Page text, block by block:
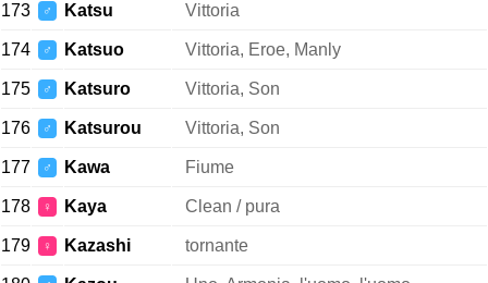
173 ♂ Katsu Vittoria
174 ♂ Katsuo Vittoria, Eroe, Manly
175 ♂ Katsuro Vittoria, Son
176 ♂ Katsurou Vittoria, Son
177 ♂ Kawa Fiume
178 ♀ Kaya Clean / pura
179 ♀ Kazashi tornante